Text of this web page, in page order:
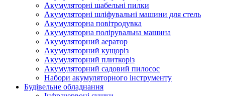
Акумуляторні шабельні пилки
Акумуляторні шліфувальні машини для стель
Акумуляторна повітродувка
Акумуляторна полірувальна машина
Акумуляторний аератор
Акумуляторний кущоріз
Акумуляторний плиткоріз
Акумуляторний садовий пилосос
Набори акумуляторного інструменту
Будівельне обладнання